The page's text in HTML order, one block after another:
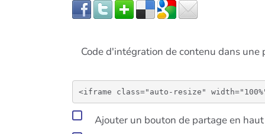
Code d'intégration de contenu dans une
Ajouter un bouton de partage en